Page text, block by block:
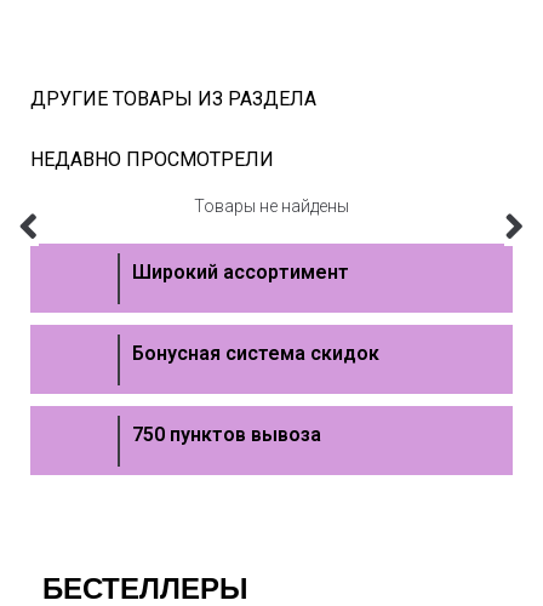
БЕСТЕЛЛЕРЫ
ДРУГИЕ ТОВАРЫ ИЗ РАЗДЕЛА
НЕДАВНО ПРОСМОТРЕЛИ
Товары не найдены
Широкий ассортимент
Бонусная система скидок
750 пунктов вывоза